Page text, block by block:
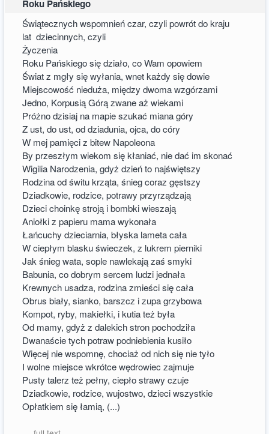
Roku Pańskiego
Świątecznych wspomnień czar, czyli powrót do kraju
lat dziecinnych, czyli
Życzenia
Roku Pańskiego się działo, co Wam opowiem
Świat z mgły się wyłania, wnet każdy się dowie
Miejscowość nieduża, między dwoma wzgórzami
Jedno, Korpusią Górą zwane aż wiekami
Próżno dzisiaj na mapie szukać miana góry
Z ust, do ust, od dziadunia, ojca, do córy
W mej pamięci z bitew Napoleona
By przeszłym wiekom się kłaniać, nie dać im skonać
Wigilia Narodzenia, gdyż dzień to najświętszy
Rodzina od świtu krząta, śnieg coraz gęstszy
Dziadkowie, rodzice, potrawy przyrządzają
Dzieci choinkę stroją i bombki wieszają
Aniołki z papieru mama wykonała
Łańcuchy dzieciarnia, błyska lameta cała
W ciepłym blasku świeczek, z lukrem pierniki
Jak śnieg wata, sople nawlekają zaś smyki
Babunia, co dobrym sercem ludzi jednała
Krewnych usadza, rodzina zmieści się cała
Obrus biały, sianko, barszcz i zupa grzybowa
Kompot, ryby, makiełki, i kutia też była
Od mamy, gdyż z dalekich stron pochodziła
Dwanaście tych potraw podniebienia kusiło
Więcej nie wspomnę, chociaż od nich się nie tyło
I wolne miejsce wkrótce wędrowiec zajmuje
Pusty talerz też pełny, ciepło strawy czuje
Dziadkowie, rodzice, wujostwo, dzieci wszystkie
Opłatkiem się łamią, (...)